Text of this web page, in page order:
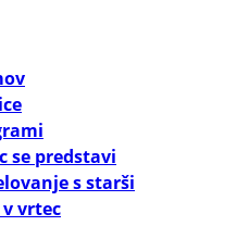
se predstavi
s starši
v vrtec